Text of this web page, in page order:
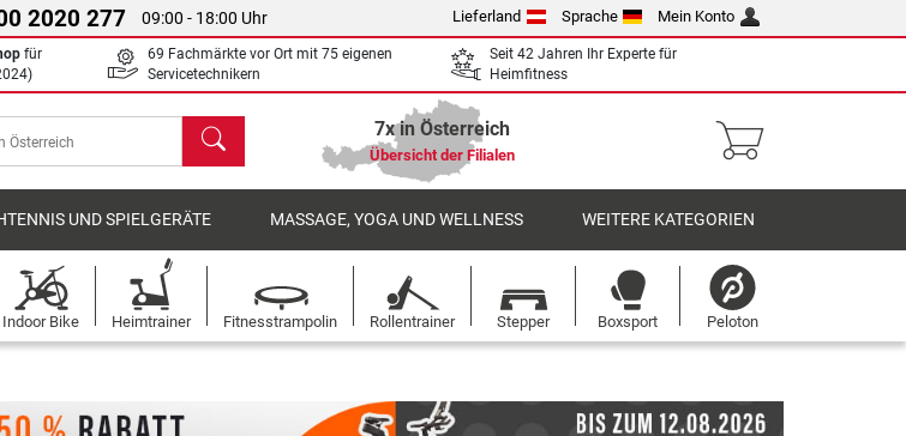
2020 277 09:00 - 18:00 Uhr Lieferland Sprache Mein Konto
für
69 Fachmärkte vor Ort mit 75 eigenen
Servicetechnikern
Seit 42 Jahren Ihr Experte für
Heimfitness
Suchen 7x in Österreich
Übersicht der Filialen
UND SPIELGERÄTE MASSAGE, YOGA UND WELLNESS WEITERE KATEGORIEN
Indoor Bike Heimtrainer Fitnesstrampolin Rollentrainer Stepper Boxsport Peloton